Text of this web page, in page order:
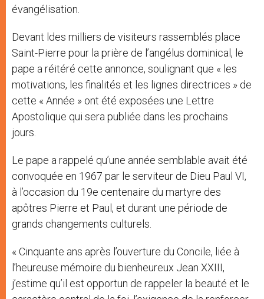
évangélisation.
Devant ldes milliers de visiteurs rassemblés place
Saint-Pierre pour la prière de l’angélus dominical, le
pape a réitéré cette annonce, soulignant que « les
motivations, les finalités et les lignes directrices » de
cette « Année » ont été exposées une Lettre
Apostolique qui sera publiée dans les prochains
jours.
Le pape a rappelé qu’une année semblable avait été
convoquée en 1967 par le serviteur de Dieu Paul VI,
à l’occasion du 19e centenaire du martyre des
apôtres Pierre et Paul, et durant une période de
grands changements culturels.
« Cinquante ans après l’ouverture du Concile, liée à
l’heureuse mémoire du bienheureux Jean XXIII,
j’estime qu’il est opportun de rappeler la beauté et le